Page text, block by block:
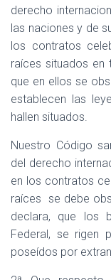
derecho
las naciones y de
los contratos
raíces situados en
que en ellos se
establecen las
hallen situados.
Nuestro Código
del derecho
en los contratos
raíces se debe
declara, que los
Federal, se rigen
poseídos por